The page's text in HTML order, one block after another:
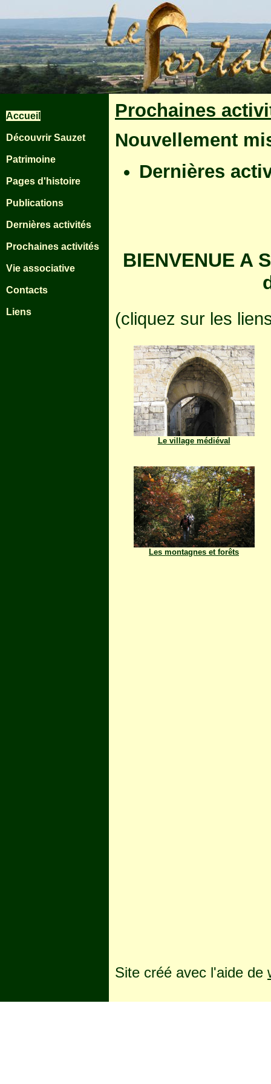
Accueil
Découvrir Sauzet
Patrimoine
Pages d'histoire
Publications
Dernières activités
Prochaines activités
Vie associative
Contacts
Liens
Prochaines
Nouvellement
Dernières
BIENVENUE
(cliquez sur les
Le village médiéval
Les montagnes et forêts
Site créé avec l'aide de